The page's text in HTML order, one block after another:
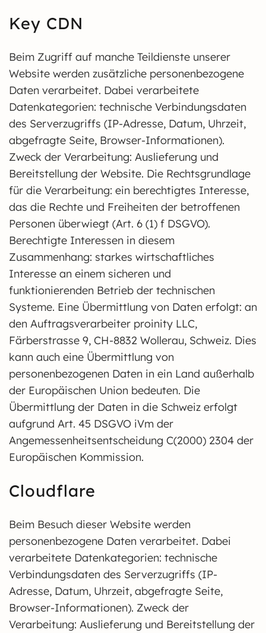
Key CDN
Beim Zugriff auf manche Teildienste unserer
Website werden zusätzliche personenbezogene
Daten verarbeitet. Dabei verarbeitete
Datenkategorien: technische Verbindungsdaten
des Serverzugriffs (IP-Adresse, Datum, Uhrzeit,
abgefragte Seite, Browser-Informationen).
Zweck der Verarbeitung: Auslieferung und
Bereitstellung der Website. Die Rechtsgrundlage
für die Verarbeitung: ein berechtigtes Interesse,
das die Rechte und Freiheiten der betroffenen
Personen überwiegt (Art. 6 (1) f DSGVO).
Berechtigte Interessen in diesem
Zusammenhang: starkes wirtschaftliches
Interesse an einem sicheren und
funktionierenden Betrieb der technischen
Systeme. Eine Übermittlung von Daten erfolgt: an
den Auftragsverarbeiter proinity LLC,
Färberstrasse 9, CH-8832 Wollerau, Schweiz. Dies
kann auch eine Übermittlung von
personenbezogenen Daten in ein Land außerhalb
der Europäischen Union bedeuten. Die
Übermittlung der Daten in die Schweiz erfolgt
aufgrund Art. 45 DSGVO iVm der
Angemessenheitsentscheidung C(2000) 2304 der
Europäischen Kommission.
Cloudflare
Beim Besuch dieser Website werden
personenbezogene Daten verarbeitet. Dabei
verarbeitete Datenkategorien: technische
Verbindungsdaten des Serverzugriffs (IP-
Adresse, Datum, Uhrzeit, abgefragte Seite,
Browser-Informationen). Zweck der
Verarbeitung: Auslieferung und Bereitstellung der